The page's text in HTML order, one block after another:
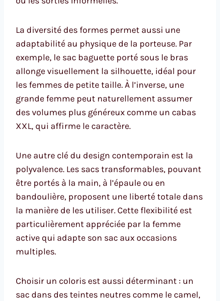
La diversité des formes permet aussi une
adaptabilité au physique de la porteuse. Par
exemple, le sac baguette porté sous le bras
allonge visuellement la silhouette, idéal pour
les femmes de petite taille. À l’inverse, une
grande femme peut naturellement assumer
des volumes plus généreux comme un cabas
XXL, qui affirme le caractère.
Une autre clé du design contemporain est la
polyvalence. Les sacs transformables, pouvant
être portés à la main, à l’épaule ou en
bandoulière, proposent une liberté totale dans
la manière de les utiliser. Cette flexibilité est
particulièrement appréciée par la femme
active qui adapte son sac aux occasions
multiples.
Choisir un coloris est aussi déterminant : un
sac dans des teintes neutres comme le camel,